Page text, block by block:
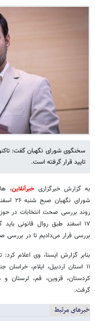
تایید قرار گرفته است.
به گزارش خبرگزاریخبرآنلاین،
روند بررسی صحت انتخابات در
۱۷ اسفند طبق روال قانونی
بررسی قرار می‌دادیم تا در بررسی
۱۱ استان اردبیل، ایلام،
کردستان، قزوین، قم، لرستان و
گرفت.
خبرهای مرتبط